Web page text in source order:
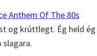
Anthem Of The 80s
og krúttlegt. Ég held
slagara.